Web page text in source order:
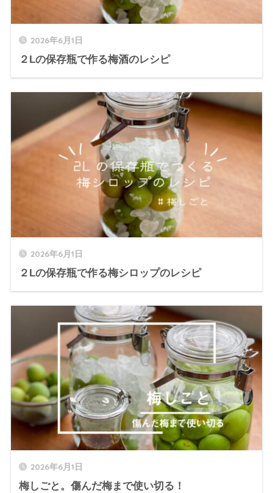
2026年6月1日
２Lの保存瓶で作る梅酒のレシピ
2026年6月1日
２Lの保存瓶で作る梅シロップのレシピ
2026年6月1日
梅しごと。傷んだ梅まで使い切る！